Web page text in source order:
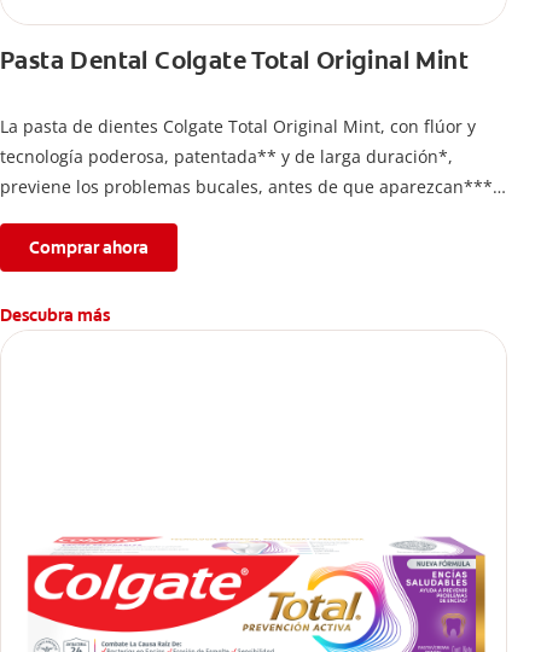
Pasta Dental Colgate Total Original Mint
La pasta de dientes Colgate Total Original Mint, con flúor y
tecnología poderosa, patentada** y de larga duración*,
previene los problemas bucales, antes de que aparezcan****.
completa limpieza dental.
*Con el cepillado 2 veces por día y uso continuo por 4
semanas.
**Patentada en Estados Unidos.
Comprar ahora
Descubra más